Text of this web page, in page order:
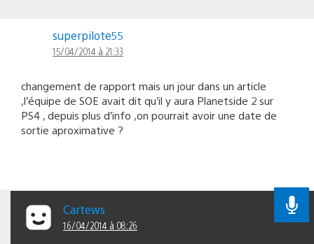
superpilote55
15/04/2014 à 21:33
changement de rapport mais un jour dans un article
,l’équipe de SOE avait dit qu’il y aura Planetside 2 sur
PS4 , depuis plus d’info ,on pourrait avoir une date de
sortie aproximative ?
Cartews
16/04/2014 à 08:26